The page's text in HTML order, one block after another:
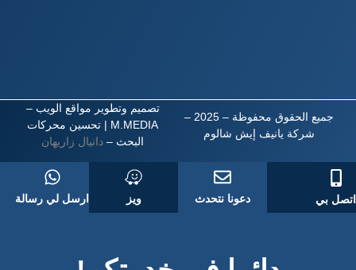
جميع الحقوق محفوظة – 2025 –
شركة يانيف إيش شالوم
تصميم وتطوير مواقع الويب –
M.MEDIA | تحسين محركات
البحث – دانيال زاريهان
اتصل بي دعونا نتحدث ويز ارسل لي رسالة